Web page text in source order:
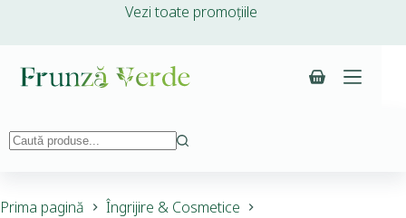
Vezi toate promoțiile
Prima pagină
Îngrijire & Cosmetice